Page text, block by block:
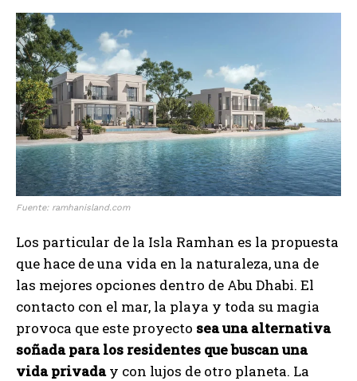
Fuente: ramhanisland.com
Los particular de la Isla Ramhan es la propuesta
que hace de una vida en la naturaleza, una de
las mejores opciones dentro de Abu Dhabi. El
contacto con el mar, la playa y toda su magia
provoca que este proyecto sea una alternativa
soñada para los residentes que buscan una
vida privaday con lujos de otro planeta. La